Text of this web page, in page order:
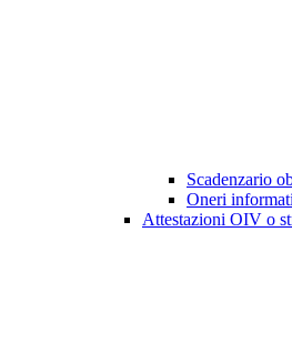
Scadenzario
Oneri
Attestazioni OIV o